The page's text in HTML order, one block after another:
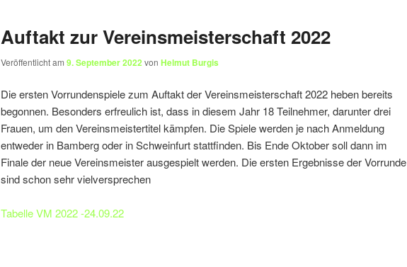
Auftakt zur Vereinsmeisterschaft 2022
Veröffentlicht am 9. September 2022von Helmut Burgis
Die ersten Vorrundenspiele zum Auftakt der Vereinsmeisterschaft 2022 heben bereits
begonnen. Besonders erfreulich ist, dass in diesem Jahr 18 Teilnehmer, darunter drei
Frauen, um den Vereinsmeistertitel kämpfen. Die Spiele werden je nach Anmeldung
entweder in Bamberg oder in Schweinfurt stattfinden. Bis Ende Oktober soll dann im
Finale der neue Vereinsmeister ausgespielt werden. Die ersten Ergebnisse der Vorrunde
sind schon sehr vielversprechen
Tabelle VM 2022 -24.09.22